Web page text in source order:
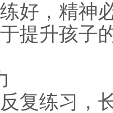
好，精神
提升孩子
复练习，